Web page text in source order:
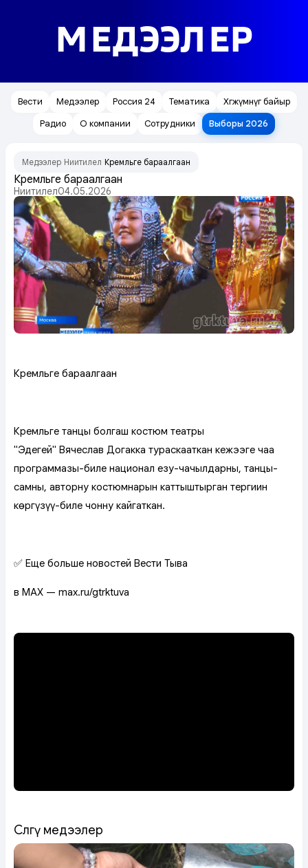
МЕДЭЭЛЕР
Вести Медээлер Россия 24 Тематика
Хөгжүмнүг байыр
Радио
О компании Сотрудники Выборы 2026
Медээлер Ниитилел Кремльге бараалгаан
Кремльге бараалгаан
Ниитилел04.05.2026
Кремльге бараалгаан
Кремльге танцы болгаш костюм театры
"Эдегей" Вячеслав Доңгакка тураскааткан кежээге чаа
программазы-биле национал езу-чаңчылдарны, танцы-
самны, авторнуң костюмнарын каттыштырган тергиин
көргүзүү-биле чонну кайгаткан.
✅ Еще больше новостей Вести Тыва
в MAX — max.ru/gtrktuva
Сөөлгү медээлер